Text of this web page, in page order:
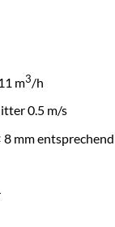
m3/h
0.5 m/s
mm